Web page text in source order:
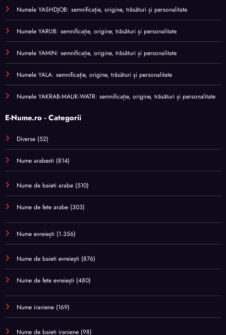
Numele YASHDJOB: semnificație, origine, trăsături și personalitate
Numele YARUB: semnificație, origine, trăsături și personalitate
Numele YAMIN: semnificație, origine, trăsături și personalitate
Numele YALA: semnificație, origine, trăsături și personalitate
Numele YAKRAB-MALIK-WATR: semnificație, origine, trăsături și personalitate
E-Nume.ro - Categorii
Diverse (52)
Nume arabesti (814)
Nume de baieti arabe (510)
Nume de fete arabe (303)
Nume evreiești (1.356)
Nume de baieti evreiești (876)
Nume de fete evreiești (480)
Nume iraniene (169)
Nume de baieti iraniene (98)